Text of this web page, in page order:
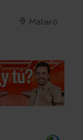
Mataró